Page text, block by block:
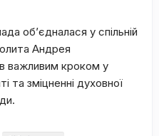
об’єдналася у спільній
Андрея
важливим кроком у
та зміцненні духовної